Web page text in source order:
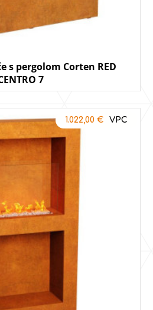
s pergolom Corten RED
7
1.022,00 €